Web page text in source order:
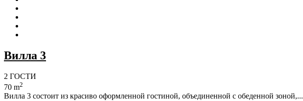
Вилла 3
2 ГОСТИ
70 m2
Вилла 3 состоит из красиво оформленной гостиной, объединенной с обеденной зоной,...